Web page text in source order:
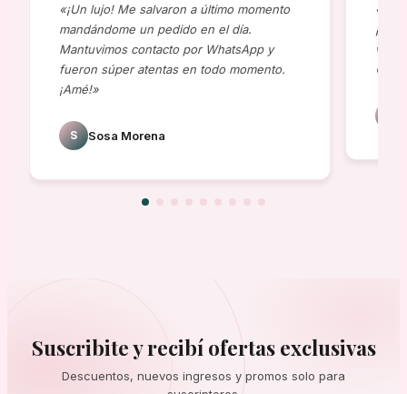
«¡Un lujo! Me salvaron a último momento
mandándome un pedido en el día.
Mantuvimos contacto por WhatsApp y
fueron súper atentas en todo momento.
¡Amé!»
S Sosa Morena
¡al
😍»
Suscribite y recibí ofertas exclusivas
Descuentos, nuevos ingresos y promos solo para